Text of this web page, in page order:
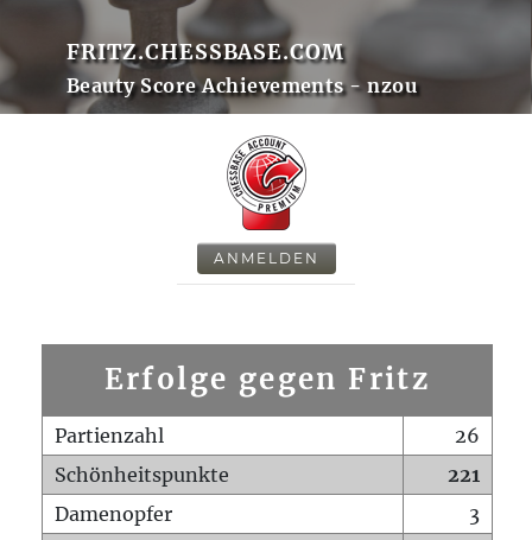
FRITZ.CHESSBASE.COM
Beauty Score Achievements - nzou
ANMELDEN
Erfolge gegen Fritz
Partienzahl
26
Schönheitspunkte
221
Damenopfer
3